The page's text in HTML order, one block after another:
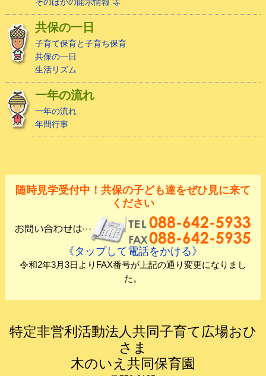
共保の一日
子育て保育と子育ち保育
共保の一日
生活リズム
一年の流れ
一年の流れ
年間行事
随時見学受付中！共保の子ども達をぜひ見に来て
ください
《タップして電話をかける》
令和2年3月3日よりFAX番号が上記の通り変更になりまし
た。
特定非営利活動法人共同子育て広場おひ
さま
木のいえ共同保育園